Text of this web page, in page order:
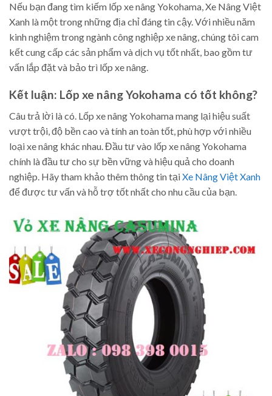
Nếu bạn đang tìm kiếm lốp xe nâng Yokohama, Xe Nâng Việt
Xanh là một trong những địa chỉ đáng tin cậy. Với nhiều năm
kinh nghiệm trong ngành công nghiệp xe nâng, chúng tôi cam
kết cung cấp các sản phẩm và dịch vụ tốt nhất, bao gồm tư
vấn lắp đặt và bảo trì lốp xe nâng.
Kết luận: Lốp xe nâng Yokohama có tốt không?
Câu trả lời là có. Lốp xe nâng Yokohama mang lại hiệu suất
vượt trội, độ bền cao và tính an toàn tốt, phù hợp với nhiều
loại xe nâng khác nhau. Đầu tư vào lốp xe nâng Yokohama
chính là đầu tư cho sự bền vững và hiệu quả cho doanh
nghiệp. Hãy tham khảo thêm thông tin tạiXe Nâng Việt Xanh
để được tư vấn và hỗ trợ tốt nhất cho nhu cầu của bạn.